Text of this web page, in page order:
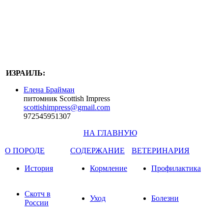
ИЗРАИЛЬ:
Елена Брайман
питомник Scottish Impress
scottishimpress@gmail.com
972545951307
НА ГЛАВНУЮ
О ПОРОДЕ СОДЕРЖАНИЕ ВЕТЕРИНАРИЯ
История Кормление Профилактика
Скотч в
России
Уход Болезни